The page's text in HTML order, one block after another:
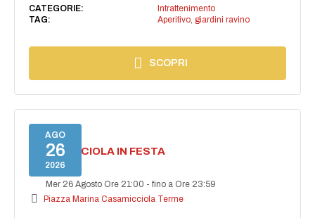
CATEGORIE:
Intrattenimento
TAG:
Aperitivo, giardini ravino
SCOPRI
AGO
26
2026
CASAMICCIOLA IN FESTA
Mer 26 Agosto Ore 21:00 -fino a Ore 23:59
Piazza Marina Casamicciola Terme